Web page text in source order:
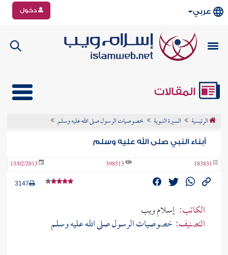
عربي دخول
المقالات
الرئيسية السيرة النبوية خصوصيات الرسول صلى الله عليه وسلم
أبناء النبي صلى الله عليه وسلم
183831
398513
13/02/2013
3147
الكاتب: إسلام ويب
التصنيف:خصوصيات الرسول صلى الله عليه وسلم